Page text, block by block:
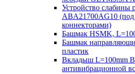
Устройство слабины
ABA21700AG10 (под
коннекторами)
Башмак HSMK,
Башмак
пластик
Вкладыш L=100mm
антивибрационной